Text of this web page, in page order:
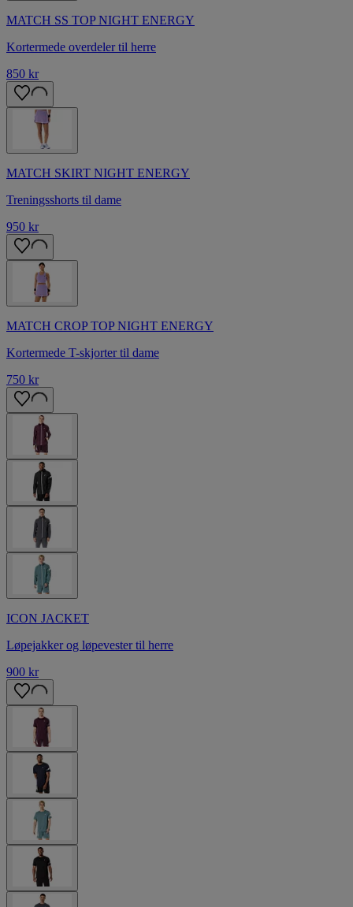
MATCH SS TOP NIGHT ENERGY
Kortermede overdeler til herre
850 kr
MATCH SKIRT NIGHT ENERGY
Treningsshorts til dame
950 kr
MATCH CROP TOP NIGHT ENERGY
Kortermede T-skjorter til dame
750 kr
ICON JACKET
Løpejakker og løpevester til herre
900 kr